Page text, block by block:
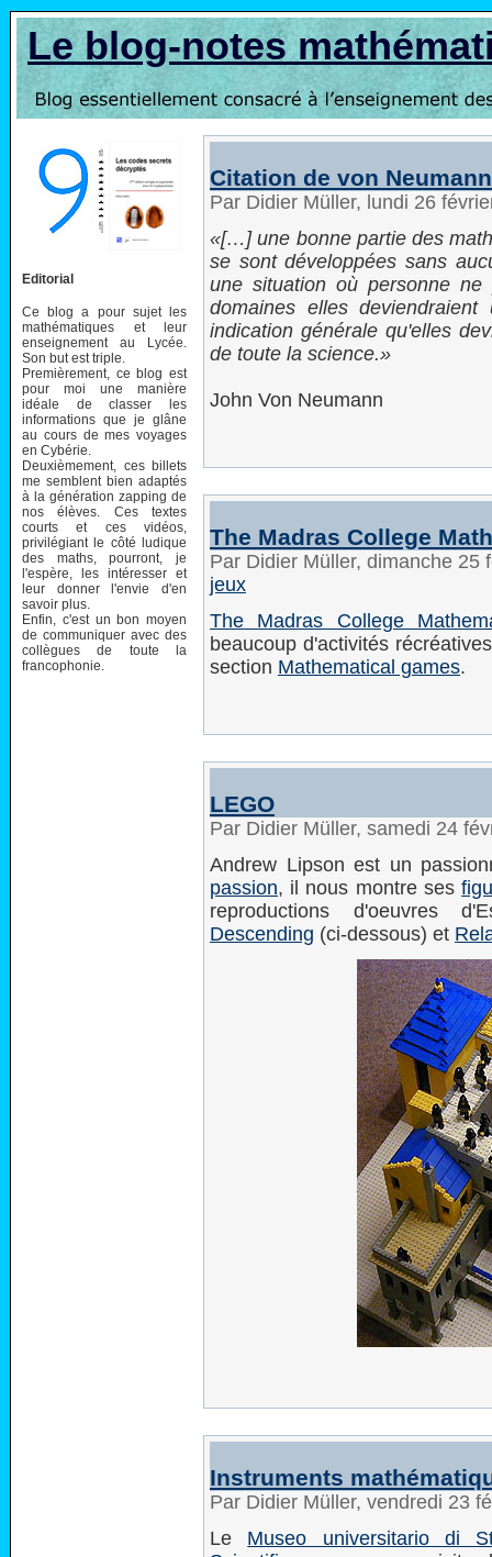
Le blog-notes
Editorial
Ce blog a pour sujet les
mathématiques et leur
enseignement au Lycée.
Son but est triple.
Premièrement, ce blog est
pour moi une manière
idéale de classer les
informations que je glâne
au cours de mes voyages
en Cybérie.
Deuxièmement, ces billets
me semblent bien adaptés
à la génération zapping de
nos élèves. Ces textes
courts et ces vidéos,
privilégiant le côté ludique
des maths, pourront, je
l'espère, les intéresser et
leur donner l'envie d'en
savoir plus.
Enfin, c'est un bon moyen
de communiquer avec des
collègues de toute la
francophonie.
Citation de von Neumann
Par Didier Müller, lundi 26
[…] une bonne partie des
se sont développées sans
une situation où personne
domaines elles
indication générale qu'elles
de toute la science.
John Von Neumann
The Madras College
Par Didier Müller, dimanche 25
jeux
The Madras College
beaucoup d'activités
section Mathematical games.
LEGO
Par Didier Müller, samedi 24
Andrew Lipson est un
passion, il nous montre ses
reproductions d'oeuvres
Descending (ci-dessous) et
Instruments
Par Didier Müller, vendredi 23
Le Museo universitario di